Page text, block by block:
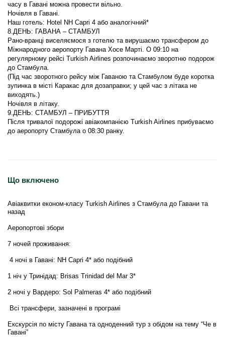
Рано-вранці виселяємося з готелю та вирушаємо трансфером до
Міжнародного аеропорту Гавана Хосе Марті. О 09:10 на
регулярному рейсі Turkish Airlines розпочинаємо зворотню подорож
(Під час зворотного рейсу між Гаваною та Стамбулом буде коротка
зупинка в місті Каракас для дозаправки; у цей час з літака не
Після тривалої подорожі авіакомпанією Turkish Airlines прибуваємо
Що включено
Авіаквитки економ-класу Turkish Airlines з Стамбула до Гавани та
назад
Аеропортові збори
7 ночей проживання:
4 ночі в Гавані: NH Capri 4* або подібний
1 ніч у Тринідад: Brisas Trinidad del Mar 3*
2 ночі у Вардеро: Sol Palmeras 4* або подібний
Всі трансфери, зазначені в програмі
Екскурсія по місту Гавана та одноденний тур з обідом на тему “Че в
Гавані”